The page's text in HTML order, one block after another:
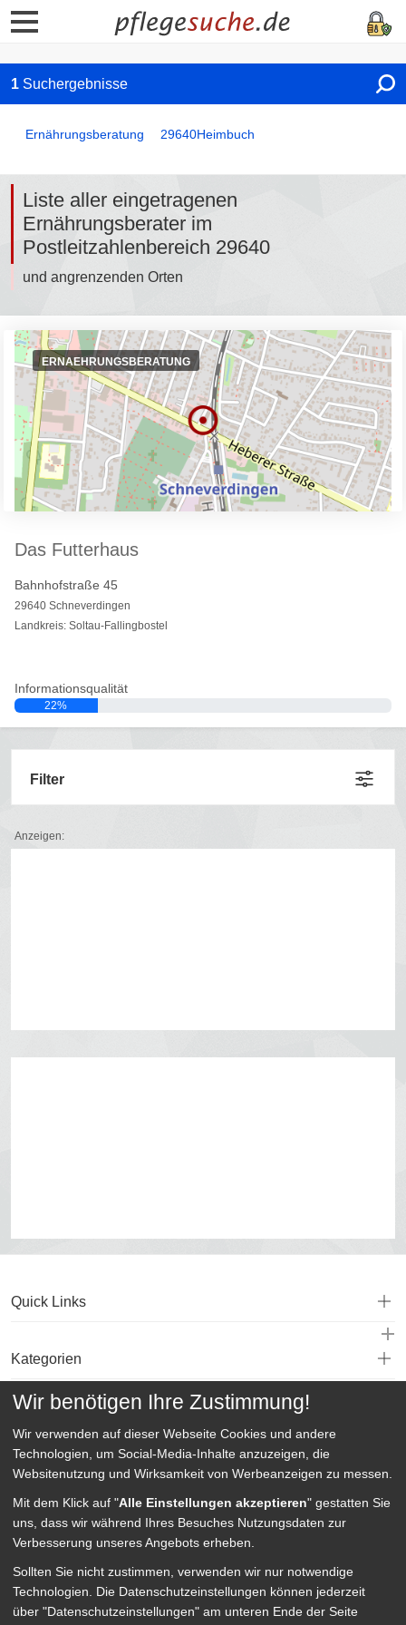
1 Suchergebnisse
Ernährungsberatung 29640Heimbuch
Liste aller eingetragenen
Ernährungsberater im
Postleitzahlenbereich 29640
und angrenzenden Orten
ERNAEHRUNGSBERATUNG
Das Futterhaus
Bahnhofstraße 45
29640 Schneverdingen
Landkreis: Soltau-Fallingbostel
Informationsqualität
22%
Filter
Anzeigen:
Quick Links
Kategorien
Wir benötigen Ihre Zustimmung!
Wir verwenden auf dieser Webseite Cookies und andere
Technologien, um Social-Media-Inhalte anzuzeigen, die
Websitenutzung und Wirksamkeit von Werbeanzeigen zu messen.
Mit dem Klick auf "Alle Einstellungen akzeptieren" gestatten Sie
uns, dass wir während Ihres Besuches Nutzungsdaten zur
Verbesserung unseres Angebots erheben.
Sollten Sie nicht zustimmen, verwenden wir nur notwendige
Technologien.
Die Datenschutzeinstellungen können jederzeit
über "Datenschutzeinstellungen" am unteren Ende der Seite